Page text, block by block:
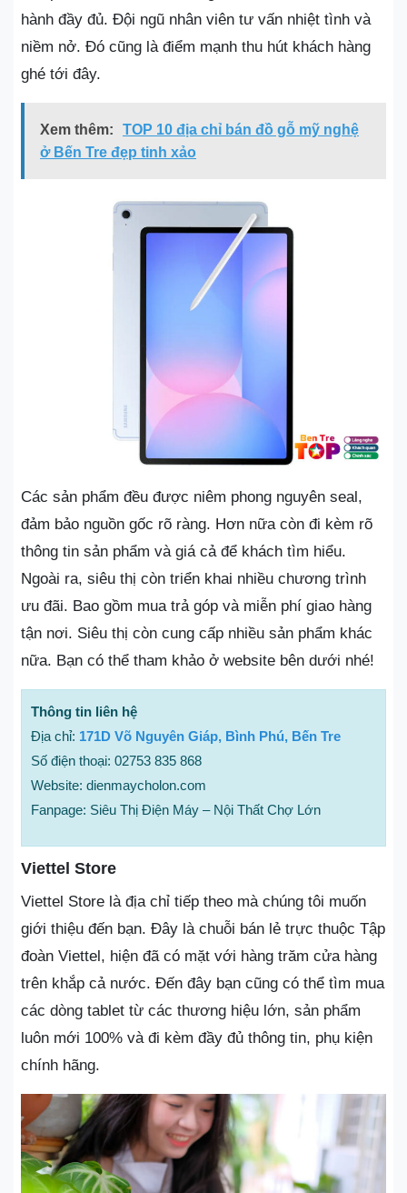
hành đầy đủ. Đội ngũ nhân viên tư vấn nhiệt tình và
niềm nở. Đó cũng là điểm mạnh thu hút khách hàng
ghé tới đây.
Xem thêm:
TOP 10 địa chỉ bán đồ gỗ mỹ nghệ
ở Bến Tre đẹp tinh xảo
Các sản phẩm đều được niêm phong nguyên seal,
đảm bảo nguồn gốc rõ ràng. Hơn nữa còn đi kèm rõ
thông tin sản phẩm và giá cả để khách tìm hiểu.
Ngoài ra, siêu thị còn triển khai nhiều chương trình
ưu đãi. Bao gồm mua trả góp và miễn phí giao hàng
tận nơi. Siêu thị còn cung cấp nhiều sản phẩm khác
nữa. Bạn có thể tham khảo ở website bên dưới nhé!
Thông tin liên hệ
Địa chỉ: 171D Võ Nguyên Giáp, Bình Phú, Bến Tre
Số điện thoại: 02753 835 868
Website: dienmaycholon.com
Fanpage: Siêu Thị Điện Máy – Nội Thất Chợ Lớn
Viettel Store
Viettel Store là địa chỉ tiếp theo mà chúng tôi muốn
giới thiệu đến bạn. Đây là chuỗi bán lẻ trực thuộc Tập
đoàn Viettel, hiện đã có mặt với hàng trăm cửa hàng
trên khắp cả nước. Đến đây bạn cũng có thể tìm mua
các dòng tablet từ các thương hiệu lớn, sản phẩm
luôn mới 100% và đi kèm đầy đủ thông tin, phụ kiện
chính hãng.